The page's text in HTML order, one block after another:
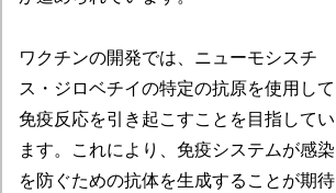
ワクチンの開発では、ニューモシスチ
ス・ジロベチイの特定の抗原を使用して
免疫反応を引き起こすことを目指してい
ます。これにより、免疫システムが感染
を防ぐための抗体を生成することが期待